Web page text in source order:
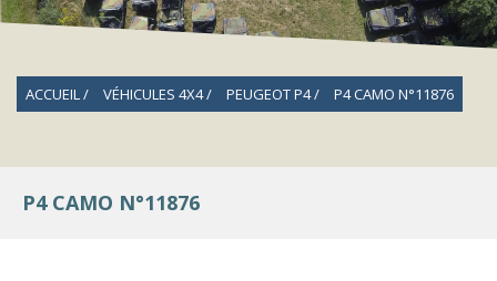
ACCUEIL VÉHICULES 4X4 PEUGEOT P4 P4 CAMO N°11876
P4 CAMO N°11876